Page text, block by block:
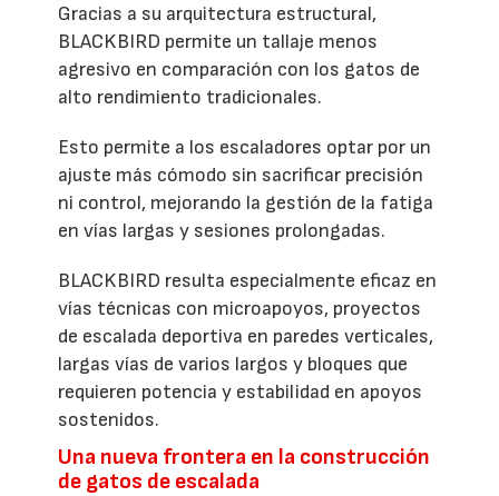
Gracias a su arquitectura estructural,
BLACKBIRD permite un tallaje menos
agresivo en comparación con los gatos de
alto rendimiento tradicionales.
Esto permite a los escaladores optar por un
ajuste más cómodo sin sacrificar precisión
ni control, mejorando la gestión de la fatiga
en vías largas y sesiones prolongadas.
BLACKBIRD resulta especialmente eficaz en
vías técnicas con microapoyos, proyectos
de escalada deportiva en paredes verticales,
largas vías de varios largos y bloques que
requieren potencia y estabilidad en apoyos
sostenidos.
Una nueva frontera en la construcción
de gatos de escalada